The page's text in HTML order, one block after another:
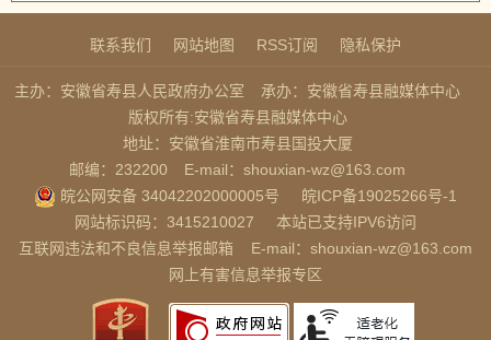
联系我们 网站地图 RSS订阅 隐私保护
主办：安徽省寿县人民政府办公室
承办：安徽省寿县融媒体中心
版权所有:安徽省寿县融媒体中心
地址：安徽省淮南市寿县国投大厦
邮编：232200
E-mail：shouxian-wz@163.com
皖公网安备 34042202000005号
皖ICP备19025266号-1
网站标识码：3415210027
本站已支持IPV6访问
互联网违法和不良信息举报邮箱
E-mail：shouxian-wz@163.com
网上有害信息举报专区